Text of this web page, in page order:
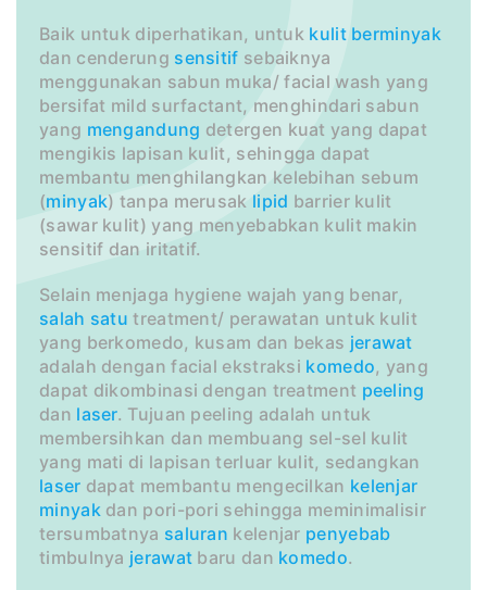
Baik untuk diperhatikan, untuk kulit berminyak
dan cenderung sensitif sebaiknya
menggunakan sabun muka/ facial wash yang
bersifat mild surfactant, menghindari sabun
yang mengandung detergen kuat yang dapat
mengikis lapisan kulit, sehingga dapat
membantu menghilangkan kelebihan sebum
(minyak) tanpa merusak lipid barrier kulit
(sawar kulit) yang menyebabkan kulit makin
sensitif dan iritatif.
Selain menjaga hygiene wajah yang benar,
salah satu treatment/ perawatan untuk kulit
yang berkomedo, kusam dan bekas jerawat
adalah dengan facial ekstraksi komedo, yang
dapat dikombinasi dengan treatment peeling
dan laser. Tujuan peeling adalah untuk
membersihkan dan membuang sel-sel kulit
yang mati di lapisan terluar kulit, sedangkan
laser dapat membantu mengecilkan kelenjar
minyak dan pori-pori sehingga meminimalisir
tersumbatnya saluran kelenjar penyebab
timbulnya jerawat baru dan komedo.